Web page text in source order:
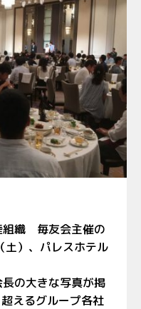
組織 毎友会主催の
土）、パレスホテル
の大きな写真が掲
えるグループ各社